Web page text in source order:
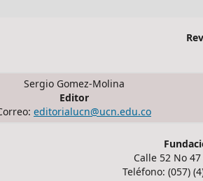
Sergio Gomez-Molina
Editor
editorialucn@ucn.edu.co
Calle 52 No
Teléfono: (057)